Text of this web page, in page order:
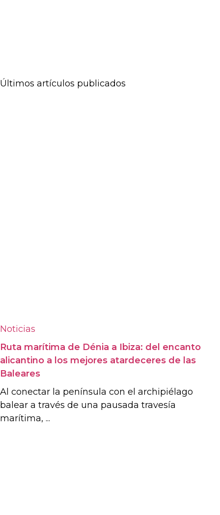
Últimos artículos publicados
Noticias
Ruta marítima de Dénia a Ibiza: del encanto
alicantino a los mejores atardeceres de las
Baleares
Al conectar la península con el archipiélago
balear a través de una pausada travesía
marítima, ...